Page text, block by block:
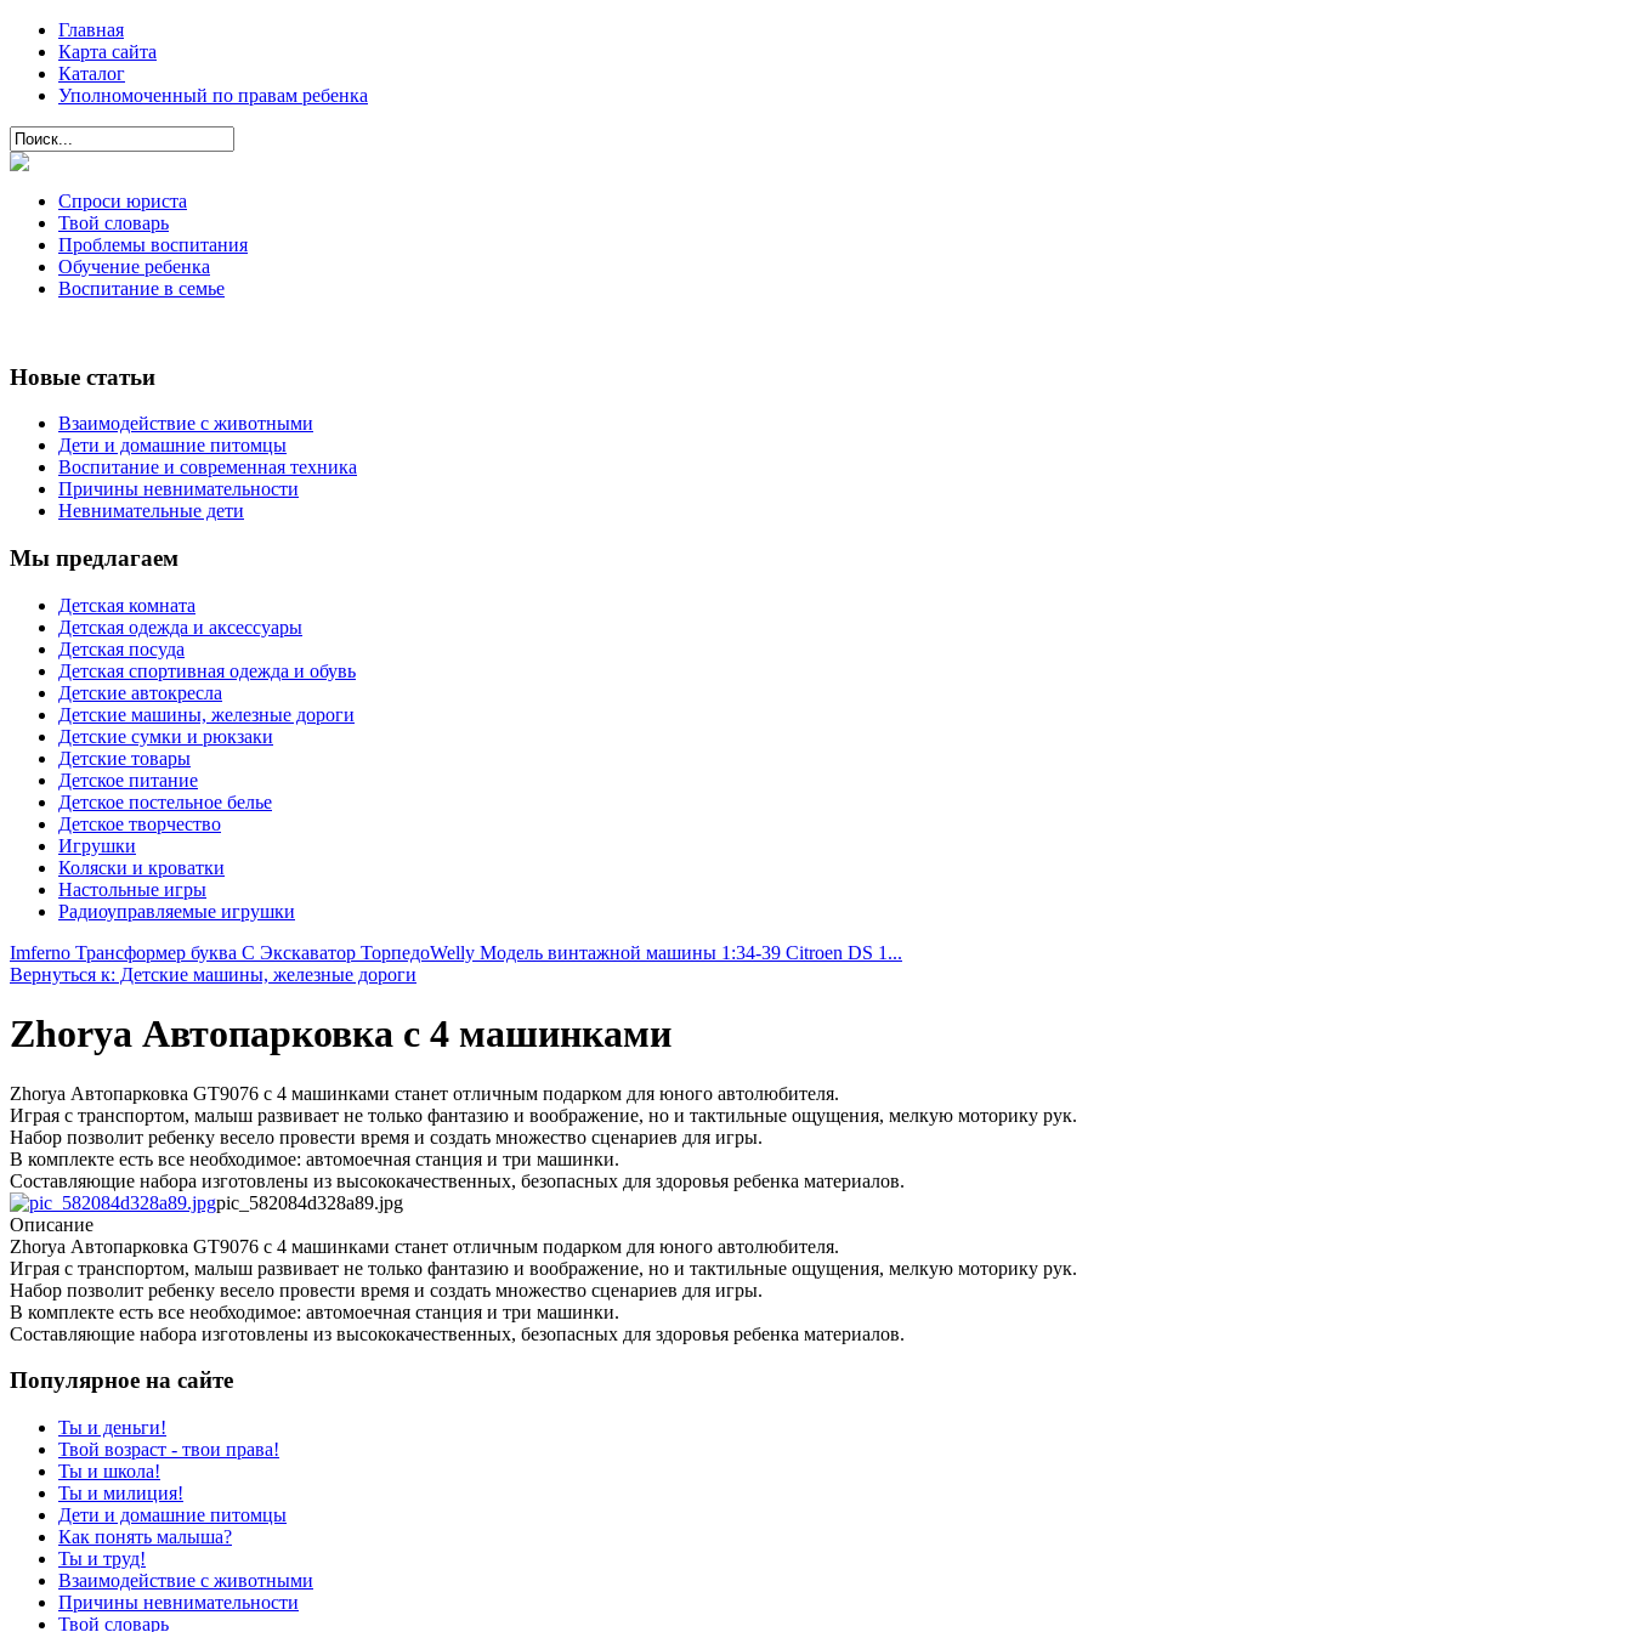
Главная
Карта сайта
Каталог
Уполномоченный по правам ребенка
Спроси юриста
Твой словарь
Проблемы воспитания
Обучение ребенка
Воспитание в семье
Новые статьи
Взаимодействие с животными
Дети и домашние питомцы
Воспитание и современная техника
Причины невнимательности
Невнимательные дети
Мы предлагаем
Детская комната
Детская одежда и аксессуары
Детская посуда
Детская спортивная одежда и обувь
Детские автокресла
Детские машины, железные дороги
Детские сумки и рюкзаки
Детские товары
Детское питание
Детское постельное белье
Детское творчество
Игрушки
Коляски и кроватки
Настольные игры
Радиоуправляемые игрушки
Imferno Трансформер буква С Экскаватор ТорпедоWelly Модель винтажной машины 1:34-39 Citroen DS 1...
Вернуться к: Детские машины, железные дороги
Zhorya Автопарковка с 4 машинками
Zhorya Автопарковка GT9076 с 4 машинками станет отличным подарком для юного автолюбителя.
Играя с транспортом, малыш развивает не только фантазию и воображение, но и тактильные ощущения, мелкую моторику рук.
Набор позволит ребенку весело провести время и создать множество сценариев для игры.
В комплекте есть все необходимое: автомоечная станция и три машинки.
Составляющие набора изготовлены из высококачественных, безопасных для здоровья ребенка материалов.
pic_582084d328a89.jpg
Описание
Zhorya Автопарковка GT9076 с 4 машинками станет отличным подарком для юного автолюбителя.
Играя с транспортом, малыш развивает не только фантазию и воображение, но и тактильные ощущения, мелкую моторику рук.
Набор позволит ребенку весело провести время и создать множество сценариев для игры.
В комплекте есть все необходимое: автомоечная станция и три машинки.
Составляющие набора изготовлены из высококачественных, безопасных для здоровья ребенка материалов.
Популярное на сайте
Ты и деньги!
Твой возраст - твои права!
Ты и школа!
Ты и милиция!
Дети и домашние питомцы
Как понять малыша?
Ты и труд!
Взаимодействие с животными
Причины невнимательности
Твой словарь